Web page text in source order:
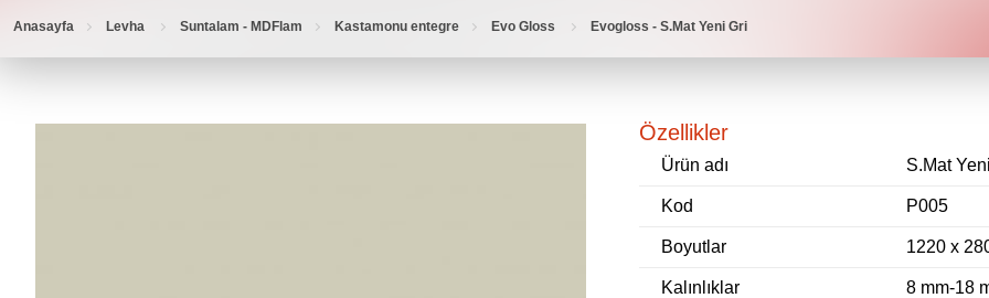
Anasayfa Levha Suntalam - MDFlam Kastamonu entegre Evo Gloss Evogloss - S.Mat Yeni Gri
Özellikler
Ürün adı S.Mat
Kod P005
Boyutlar 1220 x
Kalınlıklar 8 mm-18